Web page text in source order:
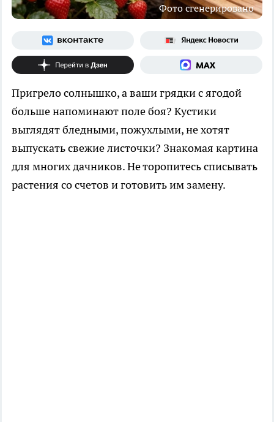
Фото сгенерировано
Пригрело солнышко, а ваши грядки с ягодой
больше напоминают поле боя? Кустики
выглядят бледными, пожухлыми, не хотят
выпускать свежие листочки? Знакомая картина
для многих дачников. Не торопитесь списывать
растения со счетов и готовить им замену.